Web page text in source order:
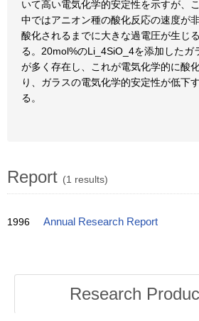
いて高い電気化学的安定性を示すが、
中ではアニオン種の酸化反応の速度が
酸化されるまでに大きな過電圧が生じ
る。20mol%のLi_4SiO_4を添加したガ
が多く存在し、これが電気化学的に酸
り、ガラスの電気化学的安定性が低下
る。
Report (1 results)
1996 Annual Research Report
Research